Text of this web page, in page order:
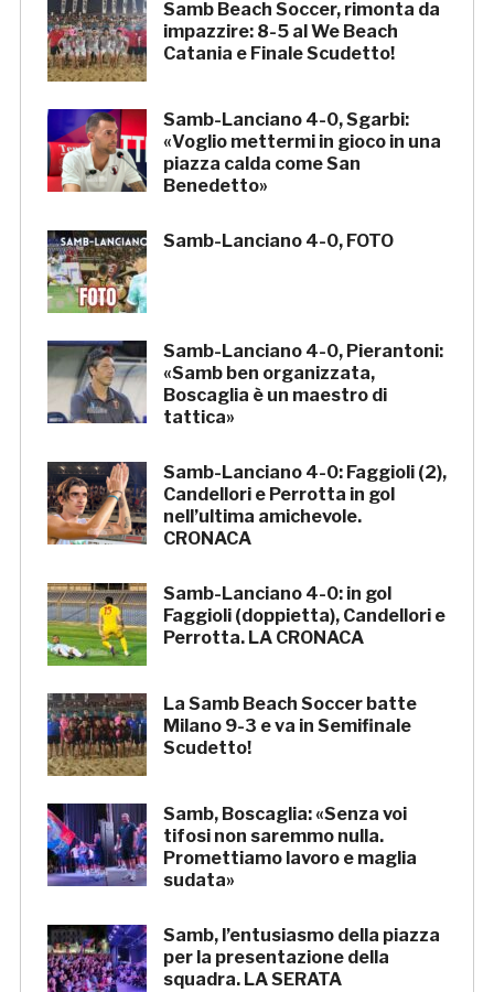
Samb Beach Soccer, rimonta da
impazzire: 8-5 al We Beach
Catania e Finale Scudetto!
Samb-Lanciano 4-0, Sgarbi:
«Voglio mettermi in gioco in una
piazza calda come San
Benedetto»
Samb-Lanciano 4-0, FOTO
Samb-Lanciano 4-0, Pierantoni:
«Samb ben organizzata,
Boscaglia è un maestro di
tattica»
Samb-Lanciano 4-0: Faggioli (2),
Candellori e Perrotta in gol
nell’ultima amichevole.
CRONACA
Samb-Lanciano 4-0: in gol
Faggioli (doppietta), Candellori e
Perrotta. LA CRONACA
La Samb Beach Soccer batte
Milano 9-3 e va in Semifinale
Scudetto!
Samb, Boscaglia: «Senza voi
tifosi non saremmo nulla.
Promettiamo lavoro e maglia
sudata»
Samb, l’entusiasmo della piazza
per la presentazione della
squadra. LA SERATA